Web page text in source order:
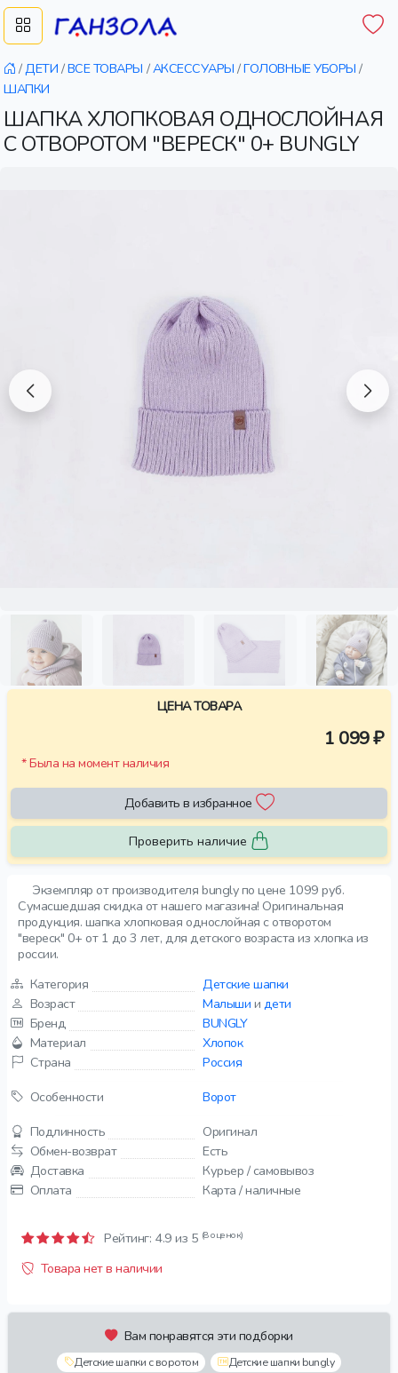
/ДЕТИ /ВСЕ ТОВАРЫ /АКСЕССУАРЫ /ГОЛОВНЫЕ УБОРЫ /
ШАПКИ
ШАПКА ХЛОПКОВАЯ ОДНОСЛОЙНАЯ
С ОТВОРОТОМ "ВЕРЕСК" 0+ BUNGLY
Экземпляр от производителя bungly по цене 1099 руб.
Сумасшедшая скидка от нашего магазина! Оригинальная
продукция. шапка хлопковая однослойная с отворотом
"вереск" 0+ от 1 до 3 лет, для детского возраста из хлопка из
россии.
Категория
Детские шапки
Возраст
Малыши и дети
Бренд
BUNGLY
Материал
Хлопок
Страна
Россия
Особенности
Ворот
Подлинность
Оригинал
Обмен-возврат
Есть
Доставка
Курьер / самовывоз
Оплата
Карта / наличные
Рейтинг: 4.9 из 5 (8 оценок)
Товара нет в наличии
Вам понравятся эти подборки
Детские шапки с воротом
Детские шапки bungly
ЦЕНА ТОВАРА
1 099 ₽
* Была на момент наличия
Добавить в избранное
Проверить наличие